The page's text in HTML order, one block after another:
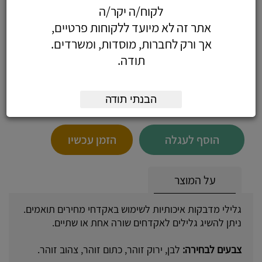
מדבקות לאקדח מחירים - גליל מדבקות לבן,
שורה אחת
הוסף לעגלה הזמן עכשיו
על המוצר
גלילי מדבקות איכותיות לשימוש באקדחי מחירים תואמים.
ניתן להשיג גלילים לאקדחים שורה אחת או שתיים.
צבעים לבחירה: לבן, ירוק זוהר, כתום זוהר, צהוב זוהר.
לקוח/ה יקר/ה
אתר זה לא מיועד ללקוחות פרטיים,
אך ורק לחברות, מוסדות, ומשרדים.
תודה.
הבנתי תודה